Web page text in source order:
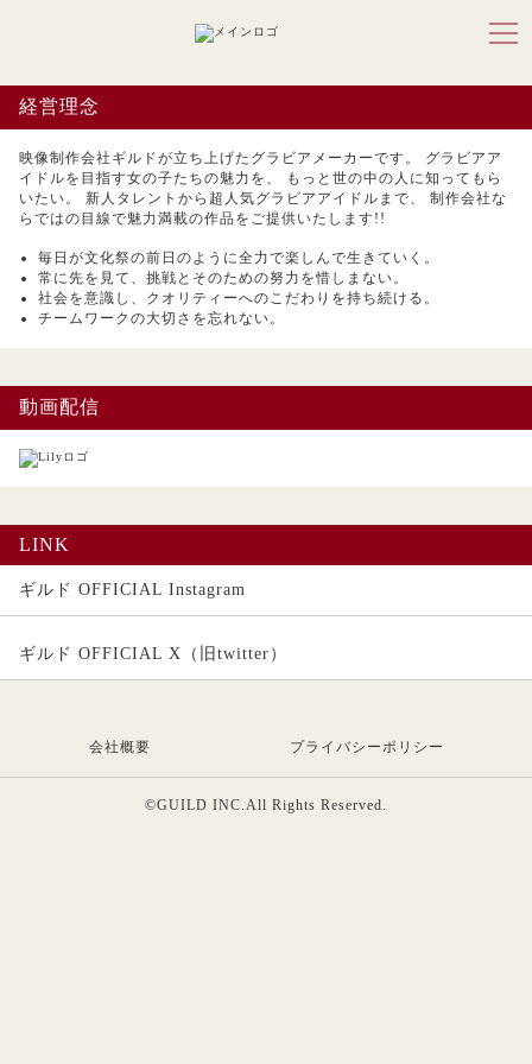
経営理念
映像制作会社ギルドが立ち上げたグラビアメーカーです。 グラビアア
イドルを目指す女の子たちの魅力を、
もっと世の中の人に知ってもら
いたい。
新人タレントから超人気グラビアアイドルまで、
制作会社な
らではの目線で魅力満載の作品をご提供いたします!!
毎日が文化祭の前日のように全力で楽しんで生きていく。
常に先を見て、挑戦とそのための努力を惜しまない。
社会を意識し、クオリティーへのこだわりを持ち続ける。
チームワークの大切さを忘れない。
動画配信
LINK
ギルド OFFICIAL Instagram
ギルド OFFICIAL X（旧twitter）
会社概要 プライバシーポリシー
©GUILD INC.All Rights Reserved.